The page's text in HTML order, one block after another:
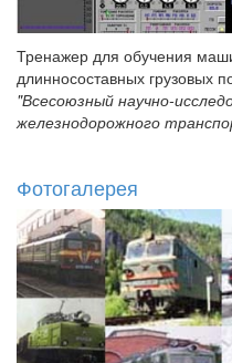
Тренажер для обучения
длинносоставных грузовых
"Всесоюзный научно-
железнодорожного
Фотогалерея